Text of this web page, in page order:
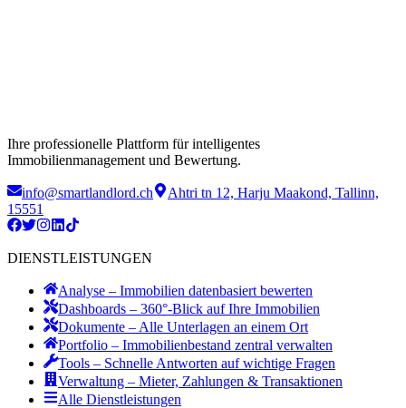
Ihre professionelle Plattform für intelligentes
Immobilienmanagement und Bewertung.
info@smartlandlord.ch
Ahtri tn 12, Harju Maakond, Tallinn,
15551
DIENSTLEISTUNGEN
Analyse – Immobilien datenbasiert bewerten
Dashboards – 360°-Blick auf Ihre Immobilien
Dokumente – Alle Unterlagen an einem Ort
Portfolio – Immobilienbestand zentral verwalten
Tools – Schnelle Antworten auf wichtige Fragen
Verwaltung – Mieter, Zahlungen & Transaktionen
Alle Dienstleistungen